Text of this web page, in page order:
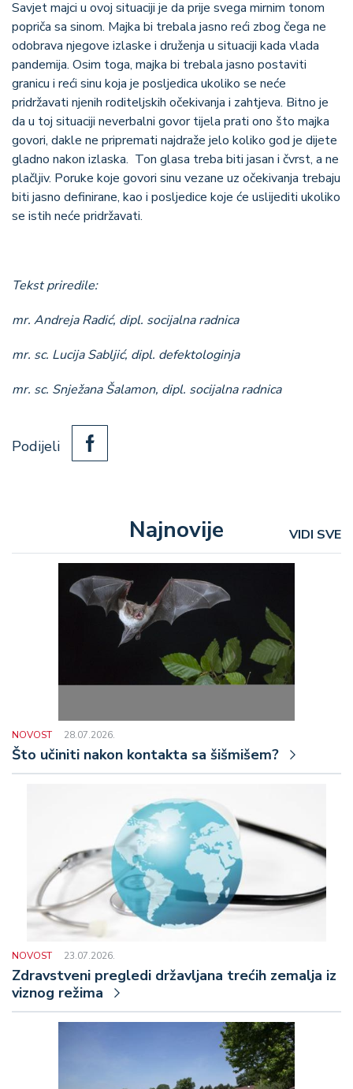
Savjet majci u ovoj situaciji je da prije svega mirnim tonom
popriča sa sinom. Majka bi trebala jasno reći zbog čega ne
odobrava njegove izlaske i druženja u situaciji kada vlada
pandemija. Osim toga, majka bi trebala jasno postaviti
granicu i reći sinu koja je posljedica ukoliko se neće
pridržavati njenih roditeljskih očekivanja i zahtjeva. Bitno je
da u toj situaciji neverbalni govor tijela prati ono što majka
govori, dakle ne pripremati najdraže jelo koliko god je dijete
gladno nakon izlaska. Ton glasa treba biti jasan i čvrst, a ne
plačljiv. Poruke koje govori sinu vezane uz očekivanja trebaju
biti jasno definirane, kao i posljedice koje će uslijediti ukoliko
se istih neće pridržavati.
Tekst priredile:
mr. Andreja Radić, dipl. socijalna radnica
mr. sc. Lucija Sabljić, dipl. defektologinja
mr. sc. Snježana Šalamon, dipl. socijalna radnica
Podijeli
Najnovije VIDI SVE
NOVOST 28.07.2026.
Što učiniti nakon kontakta sa šišmišem?
NOVOST 23.07.2026.
Zdravstveni pregledi državljana trećih zemalja iz
viznog režima